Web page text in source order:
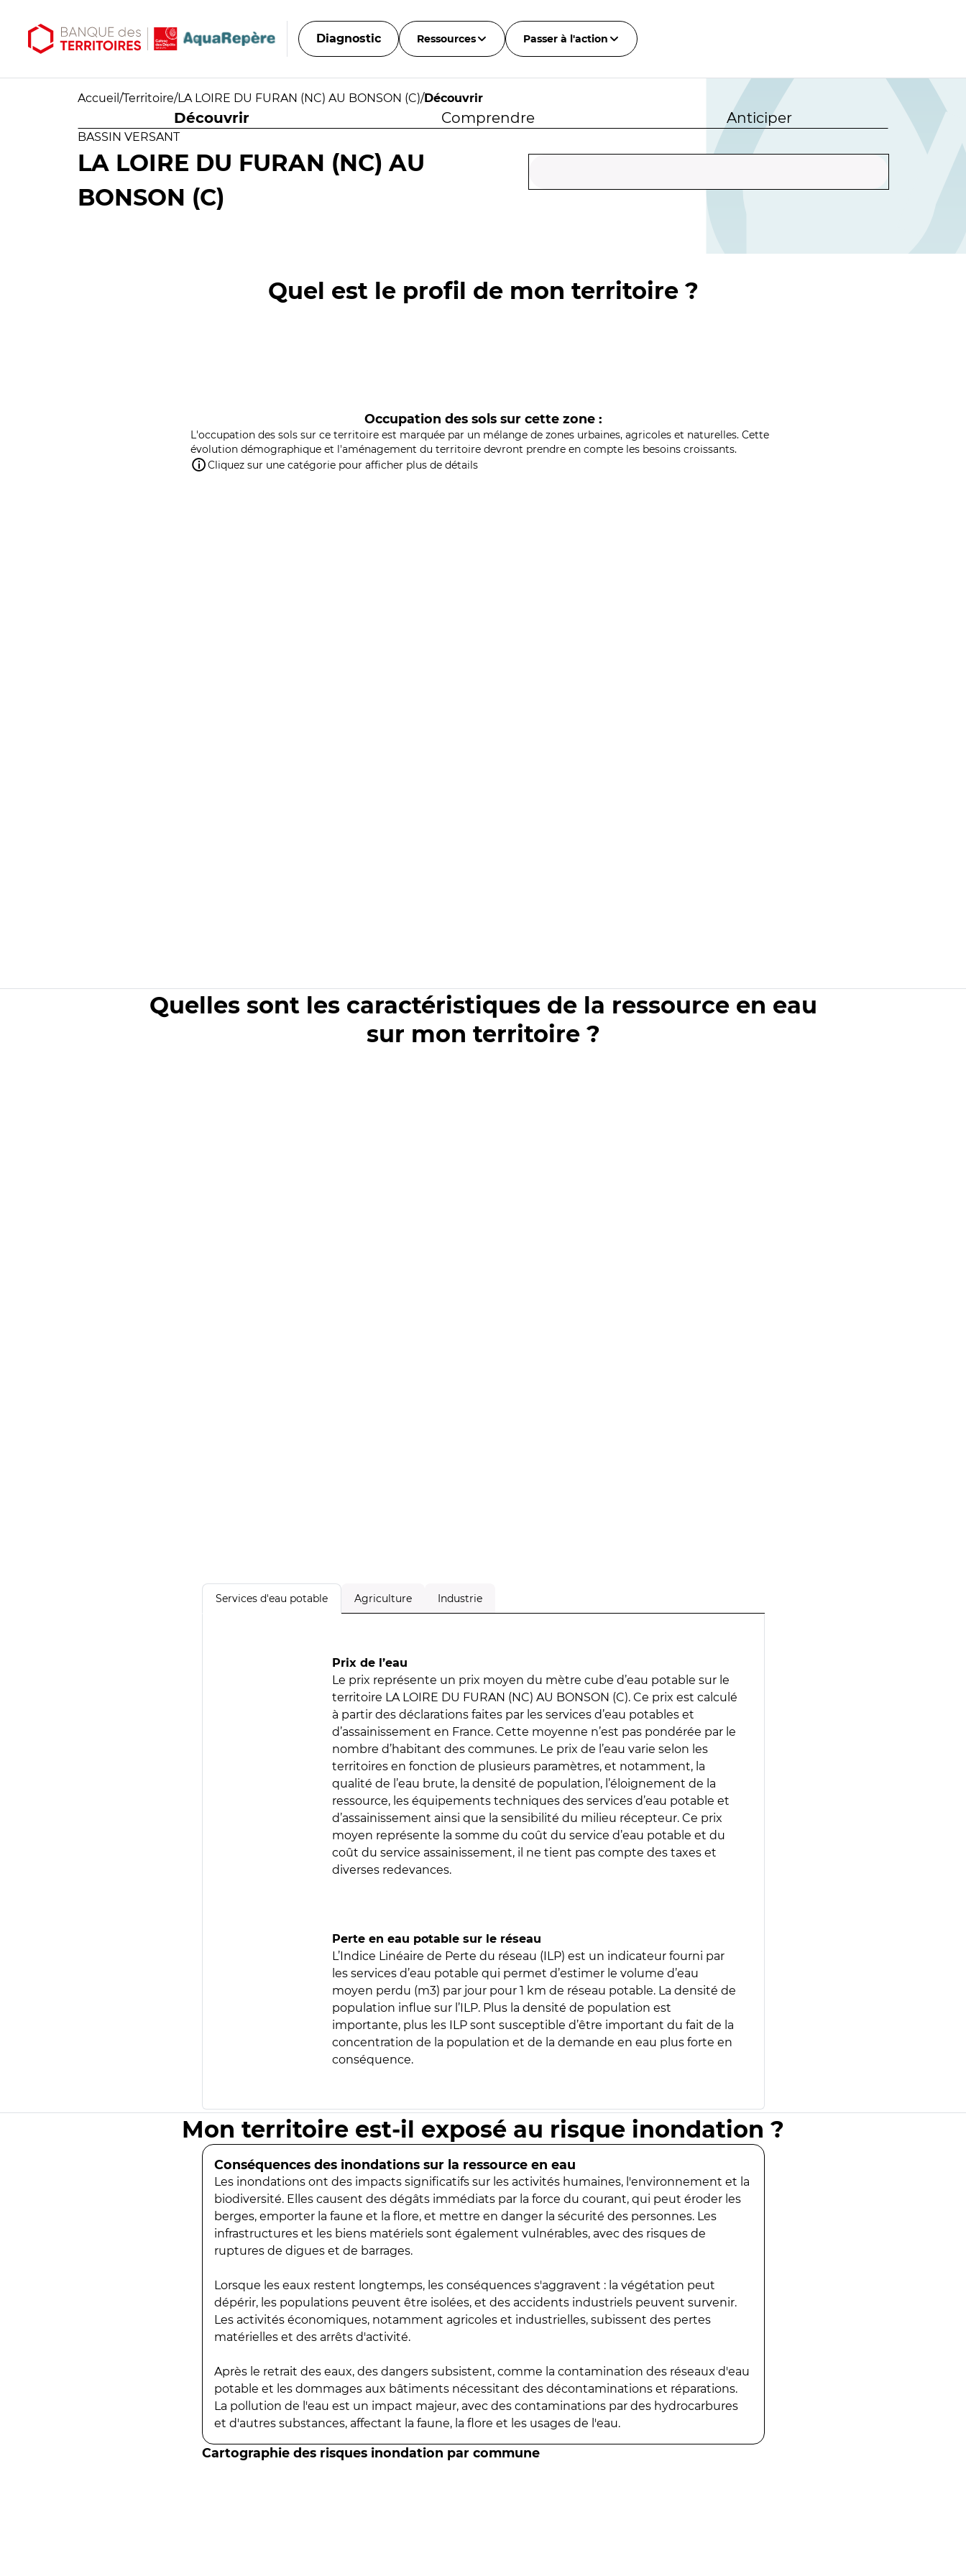
Diagnostic Ressources Passer à l'action
Accueil /Territoire/LA LOIRE DU FURAN (NC) AU BONSON (C)/Découvrir
Découvrir Comprendre Anticiper
BASSIN VERSANT
LA LOIRE DU FURAN (NC) AU
BONSON (C)
Quel est le profil de mon territoire ?
Occupation des sols sur cette zone :
L'occupation des sols sur ce territoire est marquée par un mélange de zones urbaines, agricoles et naturelles. Cette
évolution démographique et l'aménagement du territoire devront prendre en compte les besoins croissants.
Cliquez sur une catégorie pour afficher plus de détails
Quelles sont les caractéristiques de la ressource en eau
sur mon territoire ?
Services d'eau potable Agriculture Industrie
Prix de l’eau
Le prix représente un prix moyen du mètre cube d’eau potable sur le
territoire LA LOIRE DU FURAN (NC) AU BONSON (C). Ce prix est calculé
à partir des déclarations faites par les services d’eau potables et
d’assainissement en France. Cette moyenne n’est pas pondérée par le
nombre d’habitant des communes. Le prix de l’eau varie selon les
territoires en fonction de plusieurs paramètres, et notamment, la
qualité de l’eau brute, la densité de population, l’éloignement de la
ressource, les équipements techniques des services d’eau potable et
d’assainissement ainsi que la sensibilité du milieu récepteur. Ce prix
moyen représente la somme du coût du service d’eau potable et du
coût du service assainissement, il ne tient pas compte des taxes et
diverses redevances.
Perte en eau potable sur le réseau
L’Indice Linéaire de Perte du réseau (ILP) est un indicateur fourni par
les services d’eau potable qui permet d’estimer le volume d’eau
moyen perdu (m3) par jour pour 1 km de réseau potable. La densité de
population influe sur l’ILP. Plus la densité de population est
importante, plus les ILP sont susceptible d’être important du fait de la
concentration de la population et de la demande en eau plus forte en
conséquence.
Mon territoire est-il exposé au risque inondation ?
Conséquences des inondations sur la ressource en eau
Les inondations ont des impacts significatifs sur les activités humaines, l'environnement et la
biodiversité. Elles causent des dégâts immédiats par la force du courant, qui peut éroder les
berges, emporter la faune et la flore, et mettre en danger la sécurité des personnes. Les
infrastructures et les biens matériels sont également vulnérables, avec des risques de
ruptures de digues et de barrages.
Lorsque les eaux restent longtemps, les conséquences s'aggravent : la végétation peut
dépérir, les populations peuvent être isolées, et des accidents industriels peuvent survenir.
Les activités économiques, notamment agricoles et industrielles, subissent des pertes
matérielles et des arrêts d'activité.
Après le retrait des eaux, des dangers subsistent, comme la contamination des réseaux d'eau
potable et les dommages aux bâtiments nécessitant des décontaminations et réparations.
La pollution de l'eau est un impact majeur, avec des contaminations par des hydrocarbures
et d'autres substances, affectant la faune, la flore et les usages de l'eau.
Cartographie des risques inondation par commune